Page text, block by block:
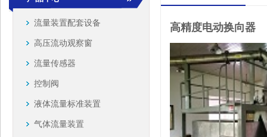
流量装置配套设备
高压流动观察窗
流量传感器
控制阀
液体流量标准装置
气体流量装置
高精度电动换向器